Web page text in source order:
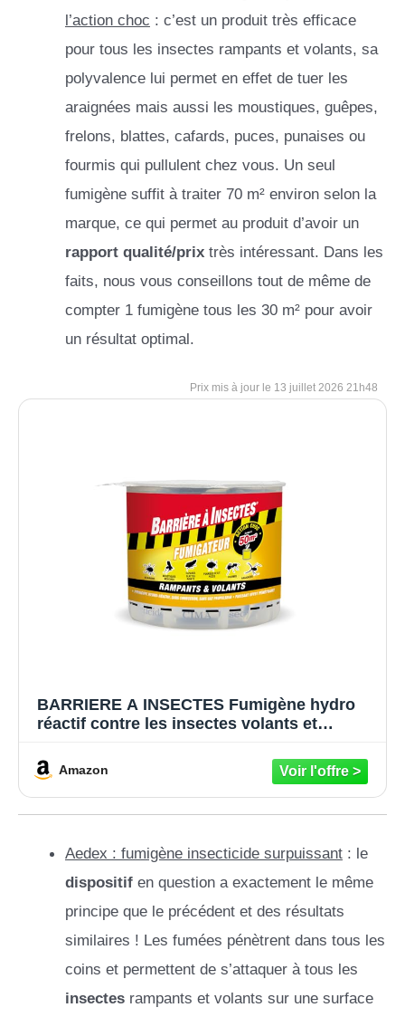
l’action choc : c’est un produit très efficace
pour tous les insectes rampants et volants, sa
polyvalence lui permet en effet de tuer les
araignées mais aussi les moustiques, guêpes,
frelons, blattes, cafards, puces, punaises ou
fourmis qui pullulent chez vous. Un seul
fumigène suffit à traiter 70 m² environ selon la
marque, ce qui permet au produit d’avoir un
rapport qualité/prixtrès intéressant. Dans les
faits, nous vous conseillons tout de même de
compter 1 fumigène tous les 30 m² pour avoir
un résultat optimal.
13 juillet 2026 21h48
BARRIERE A INSECTES Fumigène hydro
réactif contre les insectes volants et
Amazon
Aedex : fumigène insecticide surpuissant: le
dispositifen question a exactement le même
principe que le précédent et des résultats
similaires ! Les fumées pénètrent dans tous les
coins et permettent de s’attaquer à tous les
insectesrampants et volants sur une surface